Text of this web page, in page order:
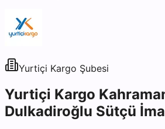
Yurtiçi Kargo Şubesi
Yurtiçi Kargo
Dulkadiroğlu Sütçü